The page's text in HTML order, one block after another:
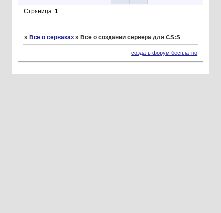
Страница: 1
» Все о серваках » Все о создании сервера для CS:S
создать форум бесплатно